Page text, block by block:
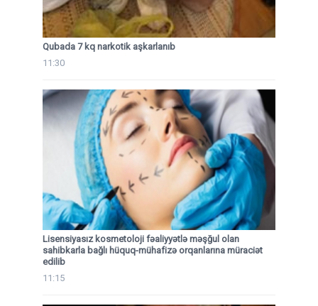
Qubada 7 kq narkotik aşkarlanıb
11:30
Lisensiyasız kosmetoloji fəaliyyətlə məşğul olan
sahibkarla bağlı hüquq-mühafizə orqanlarına müraciət
edilib
11:15